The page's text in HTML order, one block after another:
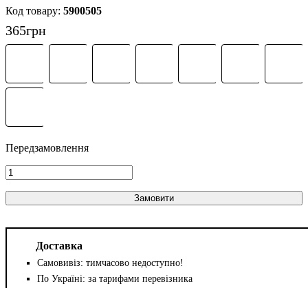
5900505
365грн
Замовити
Доставка
Самовивіз: тимчасово недоступно!
По Україні: за тарифами перевізника